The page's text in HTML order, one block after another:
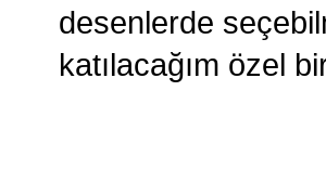
desenlerde
katılacağım özel